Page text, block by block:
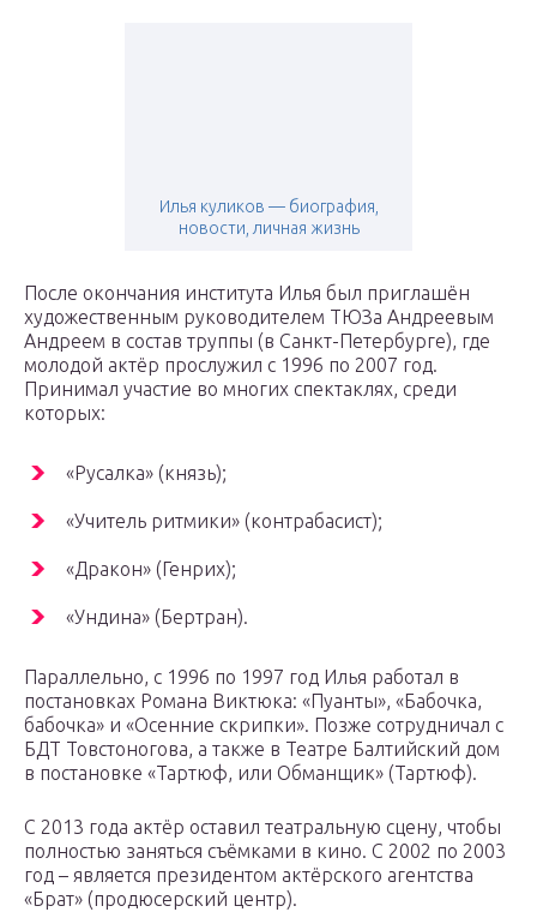
Илья куликов — биография,
новости, личная жизнь
После окончания института Илья был приглашён
художественным руководителем ТЮЗа Андреевым
Андреем в состав труппы (в Санкт-Петербурге), где
молодой актёр прослужил с 1996 по 2007 год.
Принимал участие во многих спектаклях, среди
которых:
«Русалка» (князь);
«Учитель ритмики» (контрабасист);
«Дракон» (Генрих);
«Ундина» (Бертран).
Параллельно, с 1996 по 1997 год Илья работал в
постановках Романа Виктюка: «Пуанты», «Бабочка,
бабочка» и «Осенние скрипки». Позже сотрудничал с
БДТ Товстоногова, а также в Театре Балтийский дом
в постановке «Тартюф, или Обманщик» (Тартюф).
С 2013 года актёр оставил театральную сцену, чтобы
полностью заняться съёмками в кино. С 2002 по 2003
год – является президентом актёрского агентства
«Брат» (продюсерский центр).